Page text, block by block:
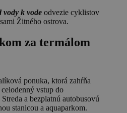
vody k vode odvezie cyklistov
Žitného ostrova.
za termálom
ponuka, ktorá zahŕňa
vstup do
a bezplatnú autobusovú
stanicou a aquaparkom.